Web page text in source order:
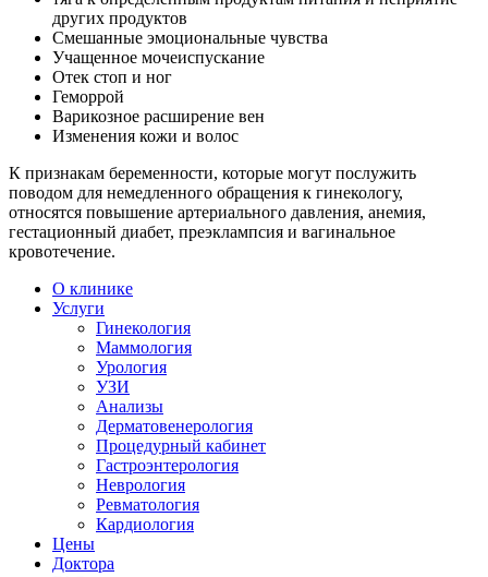
других продуктов
Смешанные эмоциональные чувства
Учащенное мочеиспускание
Отек стоп и ног
Геморрой
Варикозное расширение вен
Изменения кожи и волос
К признакам беременности, которые могут послужить
поводом для немедленного обращения к гинекологу,
относятся повышение артериального давления, анемия,
гестационный диабет, преэклампсия и вагинальное
кровотечение.
О клинике
Услуги
Гинекология
Маммология
Урология
УЗИ
Анализы
Дерматовенерология
Процедурный кабинет
Гастроэнтерология
Неврология
Ревматология
Кардиология
Цены
Доктора